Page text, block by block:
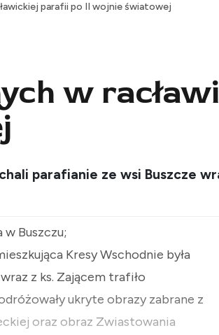
parafii po II wojnie światowej
w
parafianie ze wsi Buszcze
Buszczu;
Kresy Wschodnie była
z ks. Zającem trafiło
ukryte obrazy zabrane z
oraz obraz Zwiastowania